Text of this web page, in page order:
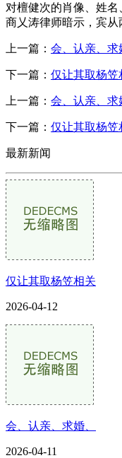
对檀健次的肖像、姓
商乂涛律师暗示，宾从
上一篇： 会、认亲、
下一篇： 仅让其取杨笠
上一篇： 会、认亲、
下一篇： 仅让其取杨笠
最新新闻
仅让其取杨笠相关
2026-04-12
会、认亲、求婚、
2026-04-11